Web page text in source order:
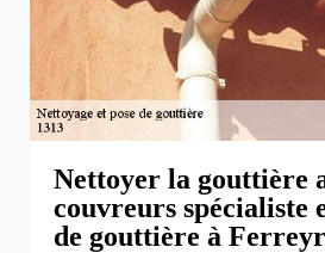
Nettoyer la gouttière
couvreurs spécialiste
de gouttière à